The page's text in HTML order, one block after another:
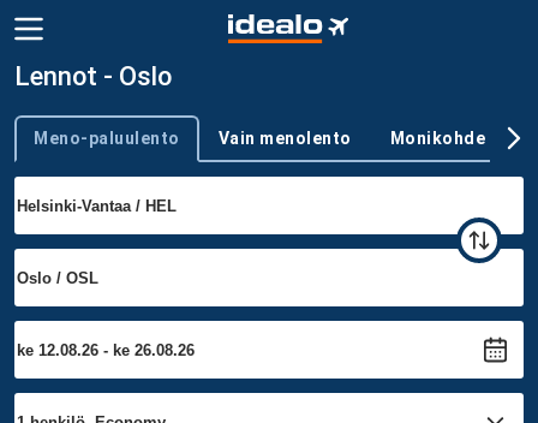
Lennot - Oslo
Trip type
Meno-paluulento Vain menolento Monikohde